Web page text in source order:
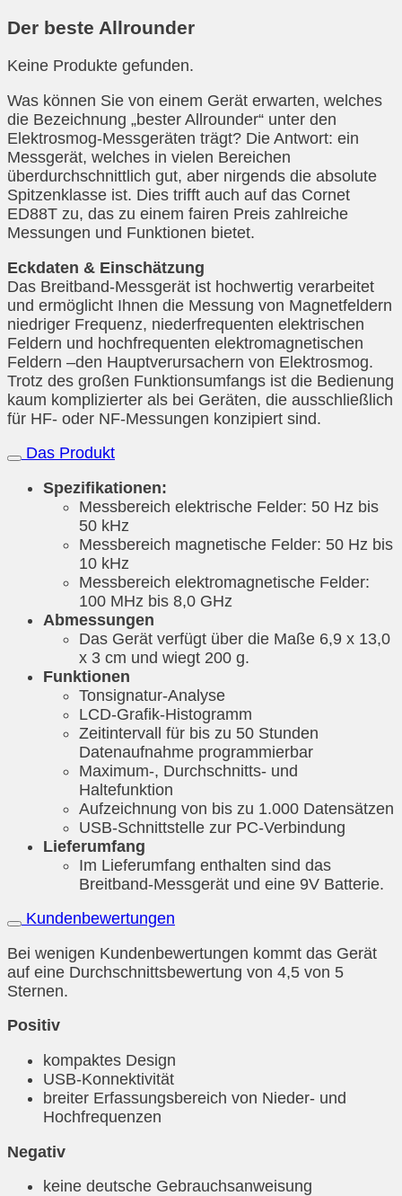
Der beste Allrounder
Keine Produkte gefunden.
Was können Sie von einem Gerät erwarten, welches
die Bezeichnung „bester Allrounder“ unter den
Elektrosmog-Messgeräten trägt? Die Antwort: ein
Messgerät, welches in vielen Bereichen
überdurchschnittlich gut, aber nirgends die absolute
Spitzenklasse ist. Dies trifft auch auf das Cornet
ED88T zu, das zu einem fairen Preis zahlreiche
Messungen und Funktionen bietet.
Eckdaten & Einschätzung
Das Breitband-Messgerät ist hochwertig verarbeitet
und ermöglicht Ihnen die Messung von Magnetfeldern
niedriger Frequenz, niederfrequenten elektrischen
Feldern und hochfrequenten elektromagnetischen
Feldern –den Hauptverursachern von Elektrosmog.
Trotz des großen Funktionsumfangs ist die Bedienung
kaum komplizierter als bei Geräten, die ausschließlich
für HF- oder NF-Messungen konzipiert sind.
Das Produkt
Spezifikationen:
Messbereich elektrische Felder: 50 Hz bis
50 kHz
Messbereich magnetische Felder: 50 Hz bis
10 kHz
Messbereich elektromagnetische Felder:
100 MHz bis 8,0 GHz
Abmessungen
Das Gerät verfügt über die Maße 6,9 x 13,0
x 3 cm und wiegt 200 g.
Funktionen
Tonsignatur-Analyse
LCD-Grafik-Histogramm
Zeitintervall für bis zu 50 Stunden
Datenaufnahme programmierbar
Maximum-, Durchschnitts- und
Haltefunktion
Aufzeichnung von bis zu 1.000 Datensätzen
USB-Schnittstelle zur PC-Verbindung
Lieferumfang
Im Lieferumfang enthalten sind das
Breitband-Messgerät und eine 9V Batterie.
Kundenbewertungen
Bei wenigen Kundenbewertungen kommt das Gerät
auf eine Durchschnittsbewertung von 4,5 von 5
Sternen.
Positiv
kompaktes Design
USB-Konnektivität
breiter Erfassungsbereich von Nieder- und
Hochfrequenzen
Negativ
keine deutsche Gebrauchsanweisung